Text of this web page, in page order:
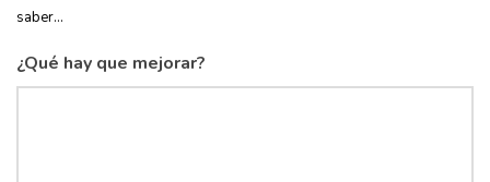
saber...
¿Qué hay que mejorar?